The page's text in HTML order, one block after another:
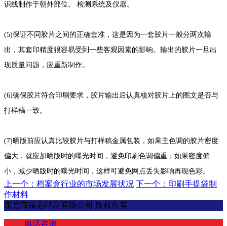
识线制作于朝外部位。 检测系统及仪器。
(5)保证不同胶片之间的正确套准，这是因为一套胶片一般分两次输
出，其套印精度很容易受到一些客观因素的影响。输出的胶片一旦出
现质量问题，应重新制作。
(6)确保胶片符合印刷要求，胶片输出后认真核对胶片上的图文是否与
打样稿一致。
(7)晒版前应认真比较胶片与打样稿金属包装，如果主色调的胶片密度
偏大，就应加晒版时的曝光时间，避免印刷色调偏重；如果密度偏
小，减少晒版时的曝光时间，这样可避免网点丢失影响再现色彩。
上一个：档案盒行业的市场发展状况 下一个：印刷手提袋制
作材料
东莞市臻彩印刷有限公司 版权所有
电话咨询